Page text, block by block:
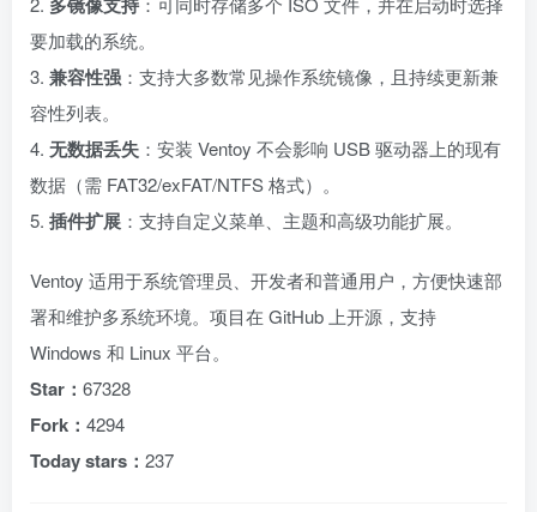
要加载的系统。
3. 兼容性强 ：支持大多数常见操作系统镜像，且持续更新兼
容性列表。
4. 无数据丢失 ：安装 Ventoy 不会影响 USB 驱动器上的现有
数据（需 FAT32/exFAT/NTFS 格式）。
5. 插件扩展 ：支持自定义菜单、主题和高级功能扩展。
Ventoy 适用于系统管理员、开发者和普通用户，方便快速部
署和维护多系统环境。项目在 GitHub 上开源，支持
Windows 和 Linux 平台。
Star： 67328
Fork： 4294
Today stars： 237